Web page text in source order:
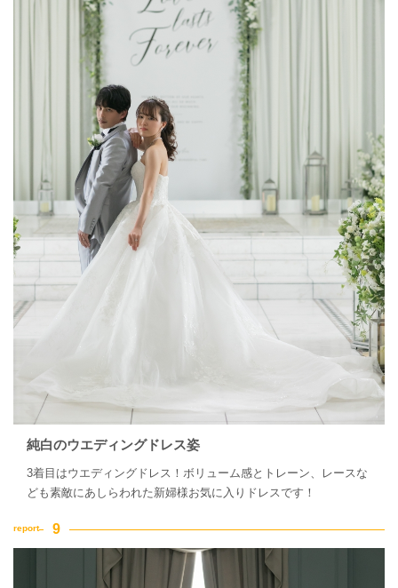
純白のウエディングドレス姿
3着目はウエディングドレス！ボリューム感とトレーン、レースな
ども素敵にあしらわれた新婦様お気に入りドレスです！